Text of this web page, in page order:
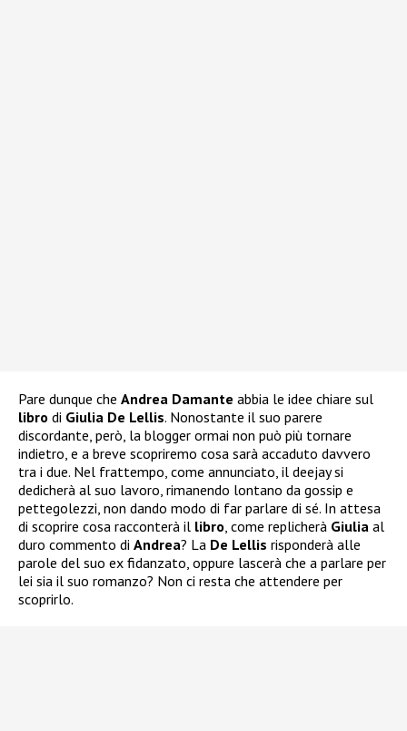
Pare dunque che Andrea Damante abbia le idee chiare sul
libro di Giulia De Lellis. Nonostante il suo parere
discordante, però, la blogger ormai non può più tornare
indietro, e a breve scopriremo cosa sarà accaduto davvero
tra i due. Nel frattempo, come annunciato, il deejay si
dedicherà al suo lavoro, rimanendo lontano da gossip e
pettegolezzi, non dando modo di far parlare di sé. In attesa
di scoprire cosa racconterà il libro , come replicherà Giulia al
duro commento di Andrea? La De Lellis risponderà alle
parole del suo ex fidanzato, oppure lascerà che a parlare per
lei sia il suo romanzo? Non ci resta che attendere per
scoprirlo.